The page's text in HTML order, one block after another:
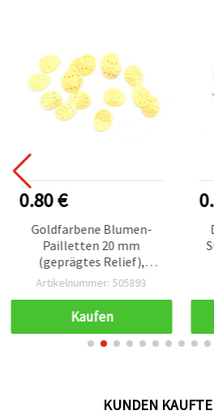
0.80 €
Goldfarbene Blumen-
Pailletten 20 mm
(geprägtes Relief),
Kunststoff, 20 g
Metallic‑Goldoptik für
Nähen, Kostüme,
Scrapbooking &
Artikelnummer: 505893
Kaufen
KUNDEN